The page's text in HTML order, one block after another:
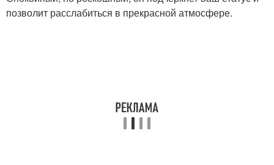
позволит расслабиться в прекрасной атмосфере.